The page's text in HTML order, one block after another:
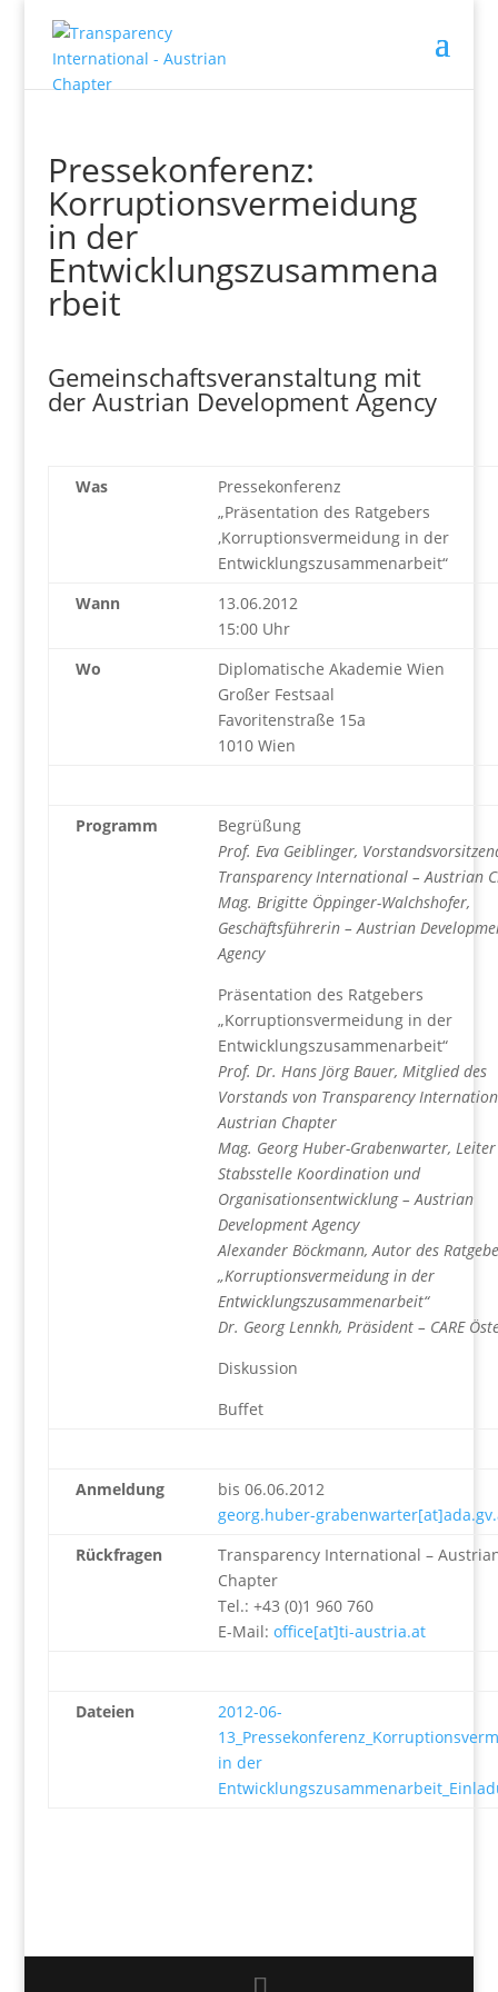
Pressekonferenz:
Korruptionsvermeidung
in der
Entwicklungszusammena
rbeit
Gemeinschaftsveranstaltung mit
der Austrian Development Agency
Was
Pressekonferenz
„Präsentation des Ratgebers
‚Korruptionsvermeidung in der
Entwicklungszusammenarbeit“
Wann
13.06.2012
15:00 Uhr
Wo
Diplomatische Akademie Wien
Großer Festsaal
Favoritenstraße 15a
1010 Wien
Programm
Begrüßung
Prof. Eva Geiblinger,
Transparency International – Austrian
Mag. Brigitte Öppinger-Walchshofer,
Geschäftsführerin – Austrian
Agency
Präsentation des Ratgebers
„Korruptionsvermeidung in der
Entwicklungszusammenarbeit“
Prof. Dr. Hans Jörg Bauer, Mitglied des
Vorstands von Transparency
Austrian Chapter
Mag. Georg Huber-Grabenwarter,
Stabsstelle Koordination und
Organisationsentwicklung – Austrian
Development Agency
Alexander Böckmann, Autor des
„Korruptionsvermeidung in der
Entwicklungszusammenarbeit“
Dr. Georg Lennkh, Präsident – CARE
Diskussion
Buffet
Anmeldung
bis 06.06.2012
georg.huber-
Rückfragen
Transparency International –
Chapter
Tel.: +43 (0)1 960 760
E-Mail: office[at]ti-austria.at
Dateien
2012-06-
in der